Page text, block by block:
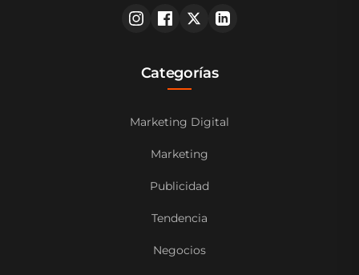
Categorías
Marketing Digital
Marketing
Publicidad
Tendencia
Negocios